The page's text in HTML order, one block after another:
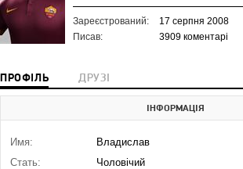
Зареєстрований:
17 серпня 2008
Писав:
3909 коментарі
ПРОФІЛЬ ДРУЗІ
ІНФОРМАЦІЯ
Имя:
Владислав
Стать:
Чоловічий